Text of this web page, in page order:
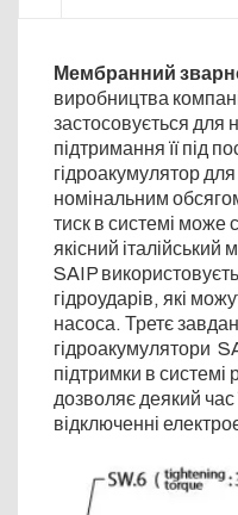
Мембранний
виробництва
застосовується для
підтримання її під
гідроакумулятор для
номінальним
тиск в системі може
якісний
SAIP
гідроударів, які
насоса. Третє
гідроакумулятори
підтримки в системі
дозволяє деякий час
відключенні